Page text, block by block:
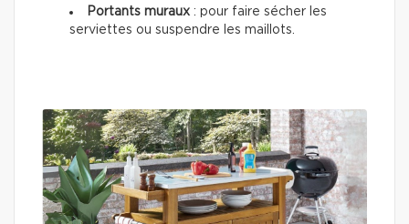
Portants muraux : pour faire sécher les
serviettes ou suspendre les maillots.